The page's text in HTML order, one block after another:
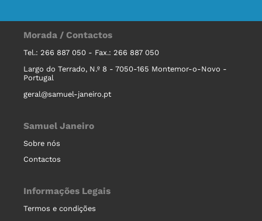
Morada / Contactos
Tel.: 266 887 050 - Fax.: 266 887 050
Largo do Terrado, N.º 8 - 7050-165 Montemor-o-Novo -
Portugal
geral@samuel-janeiro.pt
Samuel Janeiro
Sobre nós
Contactos
Informações Legais
Termos e condições